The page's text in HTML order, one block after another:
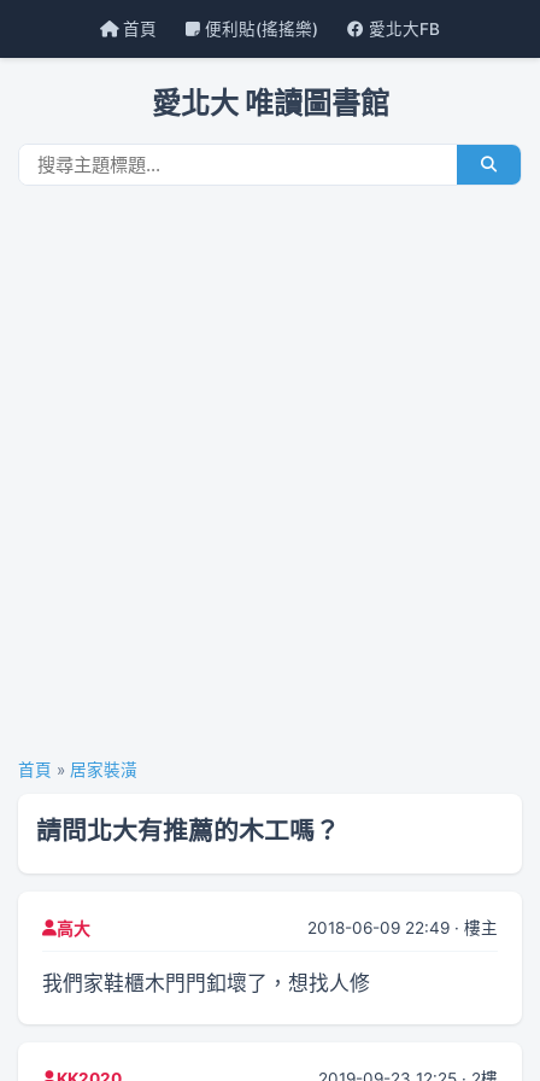
首頁 便利貼(搖搖樂) 愛北大FB
愛北大 唯讀圖書館
首頁 » 居家裝潢
請問北大有推薦的木工嗎？
高大 2018-06-09 22:49 · 樓主
我們家鞋櫃木門門釦壞了，想找人修